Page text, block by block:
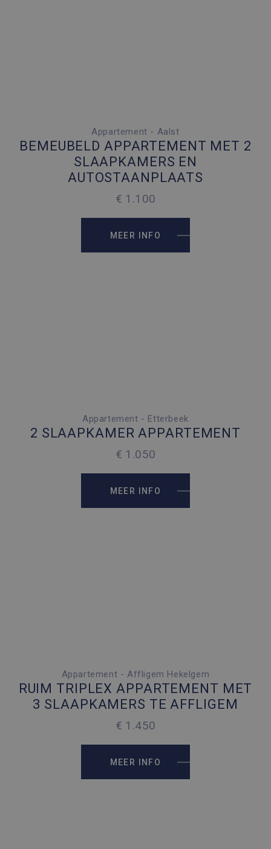
2 SLAAPKAMERS
1 PARKEERPLAATS
80 M2
Appartement - Aalst
BEMEUBELD APPARTEMENT MET 2
SLAAPKAMERS EN
AUTOSTAANPLAATS
€ 1.100
MEER INFO
2 SLAAPKAMERS
Appartement - Etterbeek
2 SLAAPKAMER APPARTEMENT
€ 1.050
MEER INFO
3 SLAAPKAMERS
2 PARKEERPLAATSEN
Appartement - Affligem Hekelgem
RUIM TRIPLEX APPARTEMENT MET
3 SLAAPKAMERS TE AFFLIGEM
€ 1.450
MEER INFO